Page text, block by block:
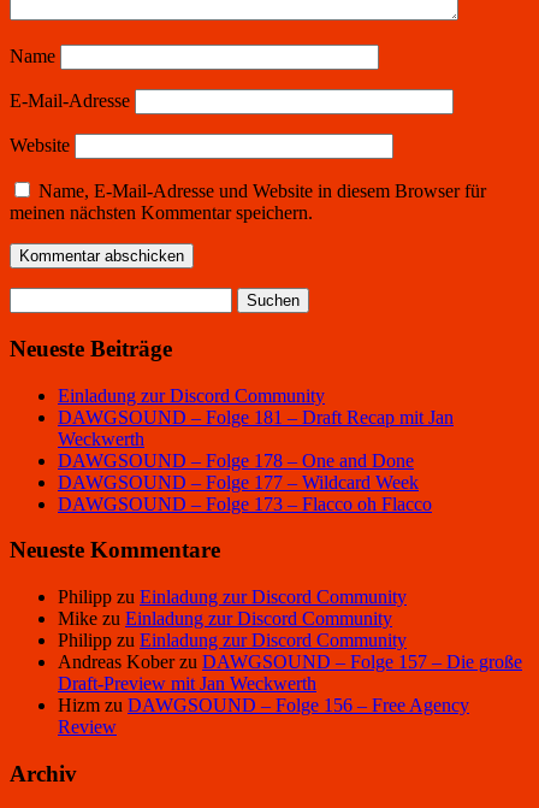
Name
E-Mail-Adresse
Website
Name, E-Mail-Adresse und Website in diesem Browser für
meinen nächsten Kommentar speichern.
nach:
Neueste Beiträge
Einladung zur Discord Community
DAWGSOUND – Folge 181 – Draft Recap mit Jan
Weckwerth
DAWGSOUND – Folge 178 – One and Done
DAWGSOUND – Folge 177 – Wildcard Week
DAWGSOUND – Folge 173 – Flacco oh Flacco
Neueste Kommentare
Philipp zu Einladung zur Discord Community
Mike zu Einladung zur Discord Community
Philipp zu Einladung zur Discord Community
Andreas Koberzu DAWGSOUND – Folge 157 – Die große
Draft-Preview mit Jan Weckwerth
Hizm zu DAWGSOUND – Folge 156 – Free Agency
Review
Archiv